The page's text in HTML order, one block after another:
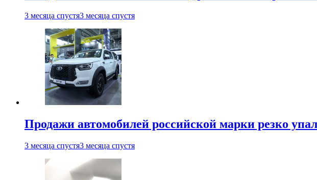
3 месяца спустя3 месяца спустя
Продажи автомобилей российской марки резко
3 месяца спустя3 месяца спустя